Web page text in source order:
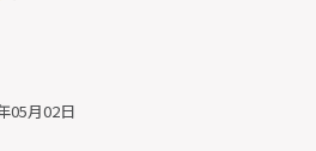
05月02日